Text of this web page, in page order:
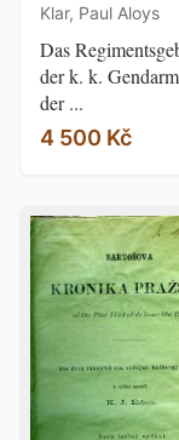
Klar, Paul Aloys
Das
der k. k.
der ...
4 500 Kč